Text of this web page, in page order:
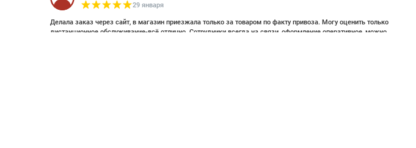
29 января
Делала заказ через сайт, в магазин приезжала только за товаром по факту привоза. Могу оценить только
дистанционное обслуживание-всё отлично. Сотрудники всегда на связи, оформление оперативное, можно